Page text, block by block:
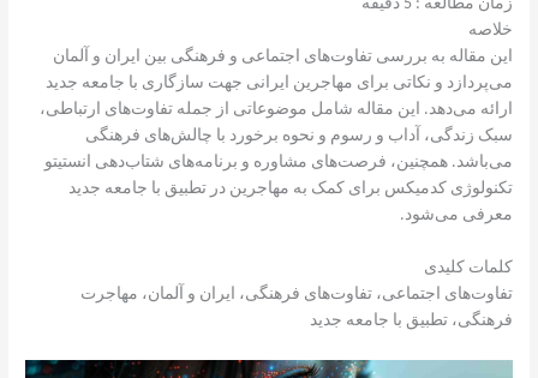
زمان مطالعه :5 دقیقه
خلاصه
این مقاله به بررسی تفاوت‌های اجتماعی و فرهنگی بین ایران و آلمان
می‌پردازد و نکاتی برای مهاجرین ایرانی جهت سازگاری با جامعه جدید
ارائه می‌دهد. این مقاله شامل موضوعاتی از جمله تفاوت‌های ارتباطی،
سبک زندگی، آداب و رسوم و نحوه برخورد با چالش‌های فرهنگی
می‌باشد. همچنین، فرصت‌های مشاوره و برنامه‌های شتاب‌دهی انستیتو
تکنولوژی کدمیکس برای کمک به مهاجرین در تطبیق با جامعه جدید
معرفی می‌شود.
کلمات کلیدی
تفاوت‌های اجتماعی، تفاوت‌های فرهنگی، ایران و آلمان، مهاجرت
فرهنگی، تطبیق با جامعه جدید